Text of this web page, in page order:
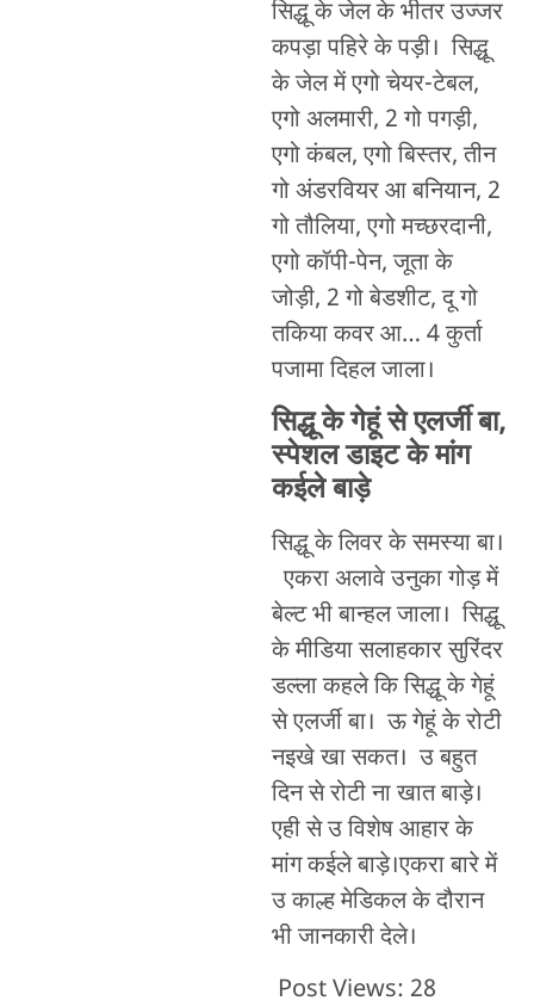
सिद्धू के जेल के भीतर उज्जर
कपड़ा पहिरे के पड़ी। सिद्धू
के जेल में एगो चेयर-टेबल,
एगो अलमारी, 2 गो पगड़ी,
एगो कंबल, एगो बिस्तर, तीन
गो अंडरवियर आ बनियान, 2
गो तौलिया, एगो मच्छरदानी,
एगो कॉपी-पेन, जूता के
जोड़ी, 2 गो बेडशीट, दू गो
तकिया कवर आ… 4 कुर्ता
पजामा दिहल जाला।
सिद्धू के गेहूं से एलर्जी बा,
स्पेशल डाइट के मांग
कईले बाड़े
सिद्धू के लिवर के समस्या बा।
एकरा अलावे उनुका गोड़ में
बेल्ट भी बान्हल जाला। सिद्धू
के मीडिया सलाहकार सुरिंदर
डल्ला कहले कि सिद्धू के गेहूं
से एलर्जी बा। ऊ गेहूं के रोटी
नइखे खा सकत। उ बहुत
दिन से रोटी ना खात बाड़े।
एही से उ विशेष आहार के
मांग कईले बाड़े।एकरा बारे में
उ काल्ह मेडिकल के दौरान
भी जानकारी देले।
Post Views: 28